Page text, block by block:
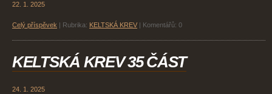
22. 1. 2025
Celý příspěvek Rubrika: KELTSKÁ KREV Komentářů: 0
KELTSKÁ KREV 35 ČÁST
24. 1. 2025